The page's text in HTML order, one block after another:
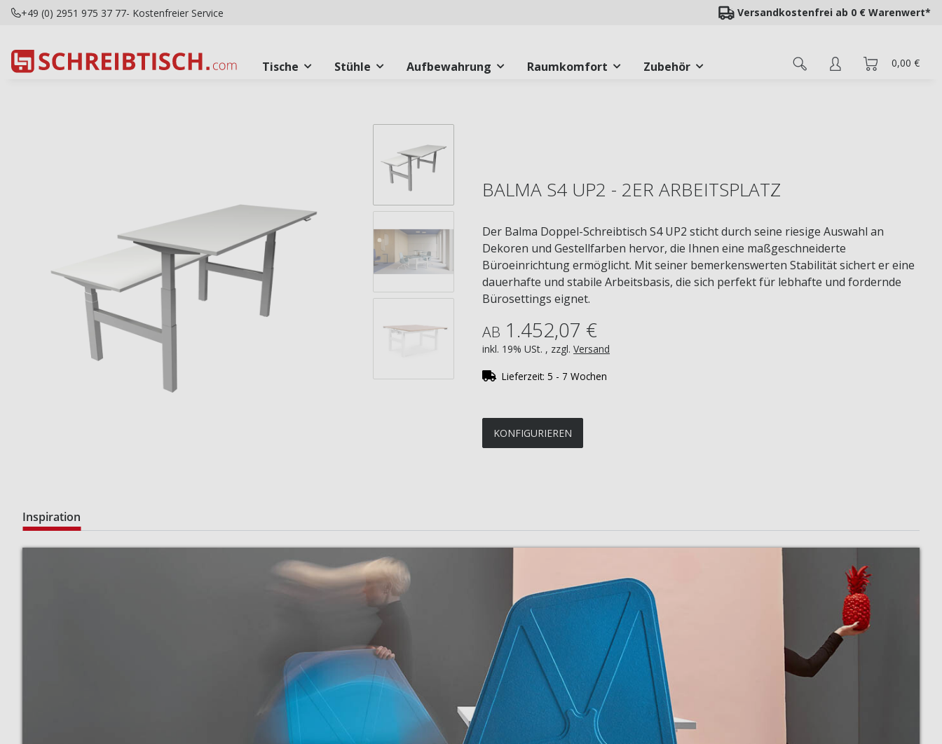
Versandkostenfrei ab 0 € Warenwert*
+49 (0) 2951 975 37 77- Kostenfreier Service
0,00 €
Tische Stühle Aufbewahrung Raumkomfort Zubehör
BALMA S4 UP2 - 2ER ARBEITSPLATZ
Der Balma Doppel-Schreibtisch S4 UP2 sticht durch seine riesige Auswahl an
Dekoren und Gestellfarben hervor, die Ihnen eine maßgeschneiderte
Büroeinrichtung ermöglicht. Mit seiner bemerkenswerten Stabilität sichert er eine
dauerhafte und stabile Arbeitsbasis, die sich perfekt für lebhafte und fordernde
Bürosettings eignet.
AB 1.452,07 €
inkl. 19% USt. , zzgl. Versand
Lieferzeit: 5 - 7 Wochen
KONFIGURIEREN
Inspiration